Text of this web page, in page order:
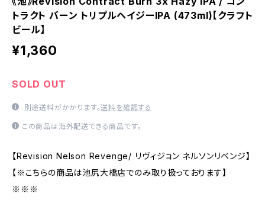
トラクト バーン トリプルヘイジーIPA (473ml)【クラフト
ビール】
¥1,360
SOLD OUT
別途送料がかかります。送料を確認する
この商品は海外配送できる商品です。
【Revision Nelson Revenge/ リヴィジョン ネルソンリベンジ】
【※こちらの商品は池尻大橋店でのみ取り扱っております】
※※※